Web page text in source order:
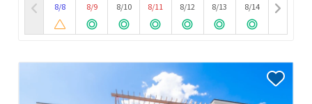
8/8
8/9
8/10
8/11
8/12
8/13
8/14